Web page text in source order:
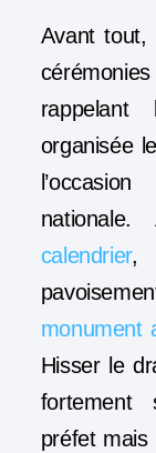
Avant tout,
organisée
calendrier,
monument
Hisser le
fortement
préfet mais